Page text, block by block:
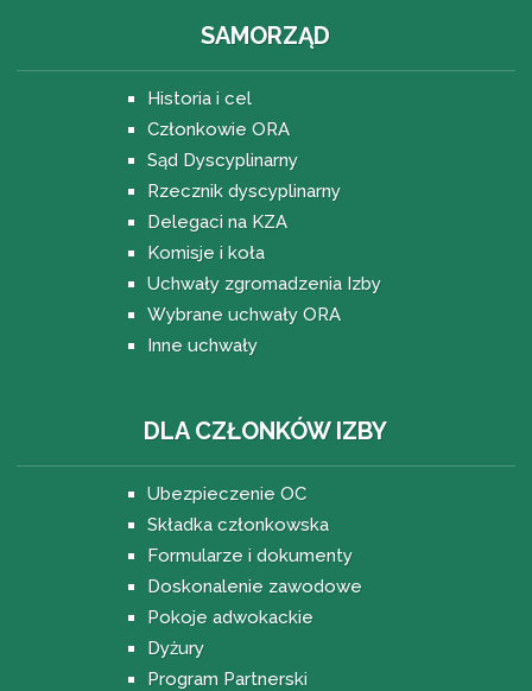
SAMORZĄD
Historia i cel
Członkowie ORA
Sąd Dyscyplinarny
Rzecznik dyscyplinarny
Delegaci na KZA
Komisje i koła
Uchwały zgromadzenia Izby
Wybrane uchwały ORA
Inne uchwały
DLA CZŁONKÓW IZBY
Ubezpieczenie OC
Składka członkowska
Formularze i dokumenty
Doskonalenie zawodowe
Pokoje adwokackie
Dyżury
Program Partnerski